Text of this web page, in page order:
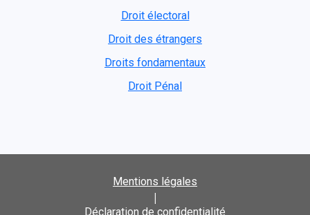
Droit électoral
Droit des étrangers
Droits fondamentaux
Droit Pénal
Mentions légales
|
Déclaration de confidentialité